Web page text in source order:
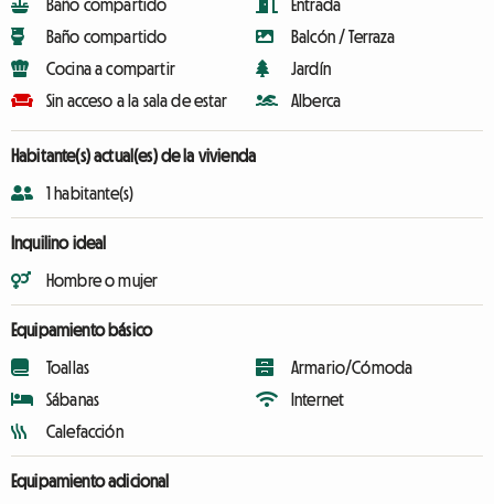
Baño compartido
Baño compartido
Cocina a compartir
Sin acceso a la sala de estar
Entrada
Balcón / Terraza
Jardín
Alberca
Habitante(s) actual(es) de la vivienda
1 habitante(s)
Inquilino ideal
Hombre o mujer
Equipamiento básico
Toallas
Sábanas
Calefacción
Armario/Cómoda
Internet
Equipamiento adicional